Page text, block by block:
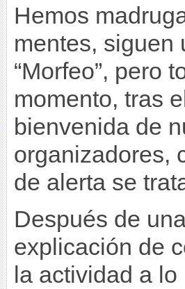
Hemos
mentes, siguen
“Morfeo”, pero
momento, tras
bienvenida de
organizadores,
de alerta se
Después de
explicación de
la actividad a